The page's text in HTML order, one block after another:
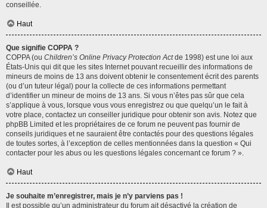
conseillée.
Haut
Que signifie COPPA ?
COPPA (ou Children’s Online Privacy Protection Actde 1998) est une loi aux
États-Unis qui dit que les sites Internet pouvant recueillir des informations de
mineurs de moins de 13 ans doivent obtenir le consentement écrit des parents
(ou d’un tuteur légal) pour la collecte de ces informations permettant
d’identifier un mineur de moins de 13 ans. Si vous n’êtes pas sûr que cela
s’applique à vous, lorsque vous vous enregistrez ou que quelqu’un le fait à
votre place, contactez un conseiller juridique pour obtenir son avis. Notez que
phpBB Limited et les propriétaires de ce forum ne peuvent pas fournir de
conseils juridiques et ne sauraient être contactés pour des questions légales
de toutes sortes, à l’exception de celles mentionnées dans la question « Qui
contacter pour les abus ou les questions légales concernant ce forum ? ».
Haut
Je souhaite m’enregistrer, mais je n’y parviens pas !
Il est possible qu’un administrateur du forum ait désactivé la création de